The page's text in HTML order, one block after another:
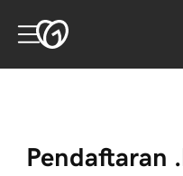
Pendaftaran